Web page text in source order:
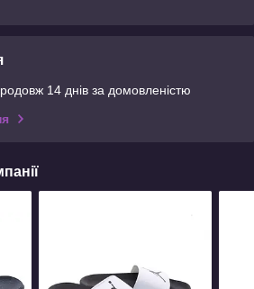
14 днів за домовленістю